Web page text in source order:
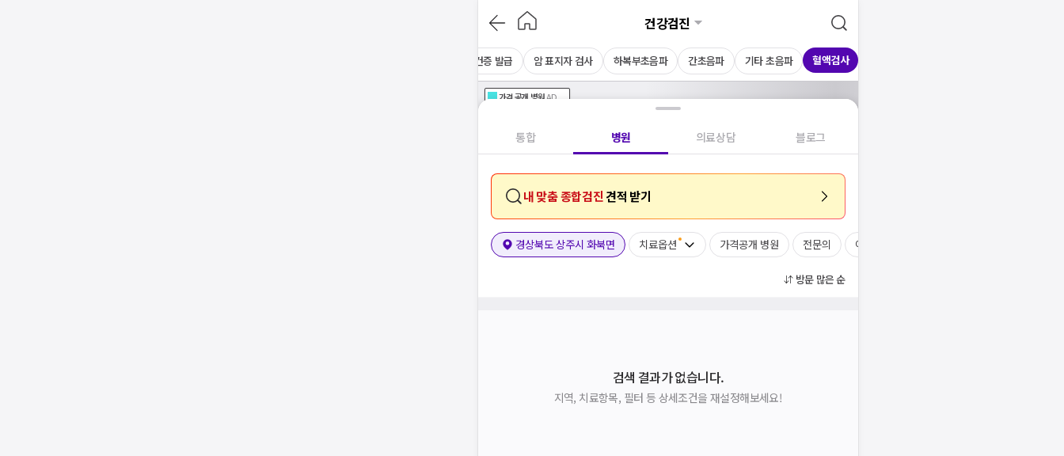
건강검진
보건증 발급 암 표지자 검사 하복부초음파 간초음파 기타 초음파 혈액검사
가격공개 병원AD
통합 병원 의료상담 블로그
내 맞춤 종합검진 견적 받기
경상북도 상주시 화북면 치료옵션 가격공개 병원 전문의 여의사
방문 많은 순
검색 결과가 없습니다.
지역, 치료항목, 필터 등 상세조건을 재설정해보세요!